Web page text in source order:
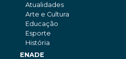
Atualidades
Arte e Cultura
Educação
Esporte
História
ENADE